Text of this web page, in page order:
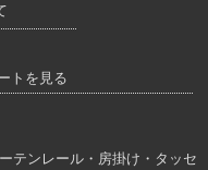
トを見る
テンレール・房掛け・タッセ